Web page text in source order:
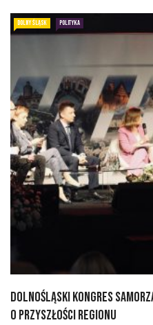
DOLNY ŚLĄSK POLITYKA
Dolnośląski Kongres
o przyszłości regionu